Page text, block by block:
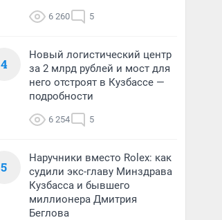
6 260 5
4
Новый логистический центр
за 2 млрд рублей и мост для
него отстроят в Кузбассе —
подробности
6 254 5
5
Наручники вместо Rolex: как
судили экс-главу Минздрава
Кузбасса и бывшего
миллионера Дмитрия
Беглова